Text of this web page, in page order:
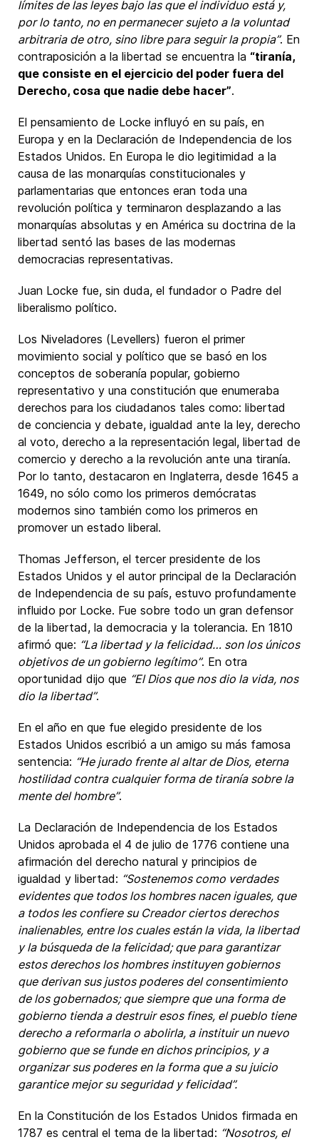
límites de las leyes bajo las que el individuo está y,
por lo tanto, no en permanecer sujeto a la voluntad
arbitraria de otro, sino libre para seguir la propia”. En
contraposición a la libertad se encuentra la “tiranía,
que consiste en el ejercicio del poder fuera del
Derecho, cosa que nadie debe hacer”.
El pensamiento de Locke influyó en su país, en
Europa y en la Declaración de Independencia de los
Estados Unidos. En Europa le dio legitimidad a la
causa de las monarquías constitucionales y
parlamentarias que entonces eran toda una
revolución política y terminaron desplazando a las
monarquías absolutas y en América su doctrina de la
libertad sentó las bases de las modernas
democracias representativas.
Juan Locke fue, sin duda, el fundador o Padre del
liberalismo político.
Los Niveladores (Levellers) fueron el primer
movimiento social y político que se basó en los
conceptos de soberanía popular, gobierno
representativo y una constitución que enumeraba
derechos para los ciudadanos tales como: libertad
de conciencia y debate, igualdad ante la ley, derecho
al voto, derecho a la representación legal, libertad de
comercio y derecho a la revolución ante una tiranía.
Por lo tanto, destacaron en Inglaterra, desde 1645 a
1649, no sólo como los primeros demócratas
modernos sino también como los primeros en
promover un estado liberal.
Thomas Jefferson, el tercer presidente de los
Estados Unidos y el autor principal de la Declaración
de Independencia de su país, estuvo profundamente
influido por Locke. Fue sobre todo un gran defensor
de la libertad, la democracia y la tolerancia. En 1810
afirmó que: “La libertad y la felicidad… son los únicos
objetivos de un gobierno legítimo”. En otra
oportunidad dijo que “El Dios que nos dio la vida, nos
dio la libertad”.
En el año en que fue elegido presidente de los
Estados Unidos escribió a un amigo su más famosa
sentencia: “He jurado frente al altar de Dios, eterna
hostilidad contra cualquier forma de tiranía sobre la
mente del hombre”.
La Declaración de Independencia de los Estados
Unidos aprobada el 4 de julio de 1776 contiene una
afirmación del derecho natural y principios de
igualdad y libertad: “Sostenemos como verdades
evidentes que todos los hombres nacen iguales, que
a todos les confiere su Creador ciertos derechos
inalienables, entre los cuales están la vida, la libertad
y la búsqueda de la felicidad; que para garantizar
estos derechos los hombres instituyen gobiernos
que derivan sus justos poderes del consentimiento
de los gobernados; que siempre que una forma de
gobierno tienda a destruir esos fines, el pueblo tiene
derecho a reformarla o abolirla, a instituir un nuevo
gobierno que se funde en dichos principios, y a
organizar sus poderes en la forma que a su juicio
garantice mejor su seguridad y felicidad”.
En la Constitución de los Estados Unidos firmada en
1787 es central el tema de la libertad: “Nosotros, el